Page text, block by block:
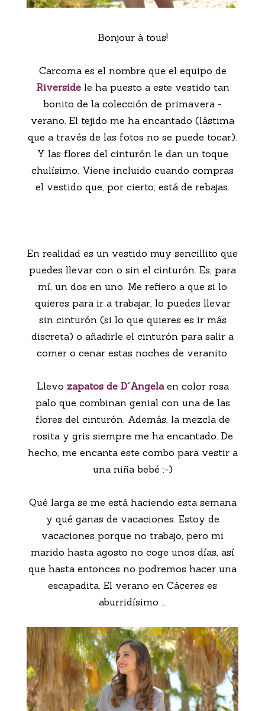
Bonjour à tous!
Carcoma es el nombre que el equipo de
Riversidele ha puesto a este vestido tan
bonito de la colección de primavera -
verano. El tejido me ha encantado (lástima
que a través de las fotos no se puede tocar).
Y las flores del cinturón le dan un toque
chulísimo. Viene incluido cuando compras
el vestido que, por cierto, está de rebajas.
En realidad es un vestido muy sencillito que
puedes llevar con o sin el cinturón. Es, para
mí, un dos en uno. Me refiero a que si lo
quieres para ir a trabajar, lo puedes llevar
sin cinturón (si lo que quieres es ir más
discreta) o añadirle el cinturón para salir a
comer o cenar estas noches de veranito.
Llevo zapatos de D´Angelaen color rosa
palo que combinan genial con una de las
flores del cinturón. Además, la mezcla de
rosita y gris siempre me ha encantado. De
hecho, me encanta este combo para vestir a
una niña bebé :-)
Qué larga se me está haciendo esta semana
y qué ganas de vacaciones. Estoy de
vacaciones porque no trabajo, pero mi
marido hasta agosto no coge unos días, así
que hasta entonces no podremos hacer una
escapadita. El verano en Cáceres es
aburridísimo ...